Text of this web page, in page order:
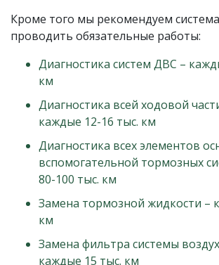
Кроме того мы рекомендуем
проводить обязательные работы:
Диагностика систем ДВС –
км
Диагностика всей ходовой
каждые 12-16 тыс. км
Диагностика всех элементов
вспомогательной тормозных
80-100 тыс. км
Замена тормозной жидкости –
км
Замена фильтра системы
каждые 15 тыс. км